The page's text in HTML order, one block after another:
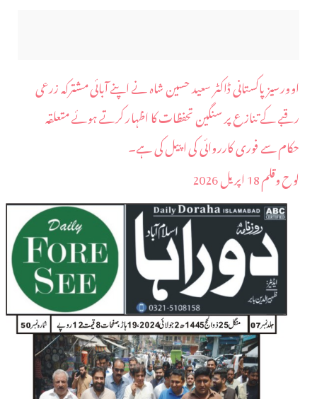
اوورسیز پاکستانی ڈاکٹر سعید حسین شاہ نے اپنے آبائی مشترکہ زرعی
رقبے کے تنازع پر سنگین تحفظات کا اظہار کرتے ہوئے متعلقہ
حکام سے فوری کارروائی کی اپیل کی ہے۔
لوح وقلم 18 اپریل 2026